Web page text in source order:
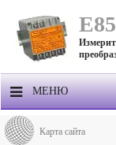
МЕНЮ
О компании
Карта сайта